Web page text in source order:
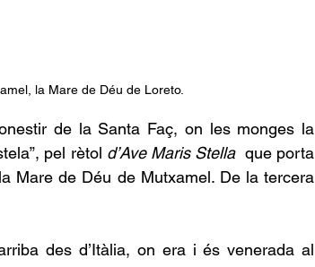
la Mare de Déu de Loreto.
de la Santa Faç, on les monges la
pel rètol d’Ave Maris Stella que porta
Mare de Déu de Mutxamel. De la tercera
des d’Itàlia, on era i és venerada al